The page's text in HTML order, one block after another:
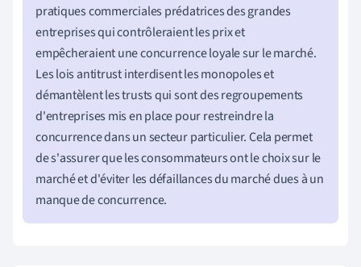
pratiques commerciales prédatrices des grandes
entreprises qui contrôleraient les prix et
empêcheraient une concurrence loyale sur le marché.
Les lois antitrust interdisent les monopoles et
démantèlent les trusts qui sont des regroupements
d'entreprises mis en place pour restreindre la
concurrence dans un secteur particulier. Cela permet
de s'assurer que les consommateurs ont le choix sur le
marché et d'éviter les défaillances du marché dues à un
manque de concurrence.